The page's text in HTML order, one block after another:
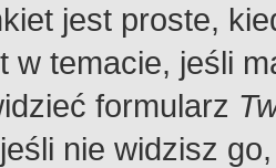
jest proste,
w temacie, jeśli
formularz
nie widzisz